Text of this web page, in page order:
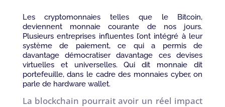
Les cryptomonnaies telles que le Bitcoin,
deviennent monnaie courante de nos jours.
Plusieurs entreprises influentes l’ont intégré à leur
système de paiement, ce qui a permis de
davantage démocratiser davantage ces devises
virtuelles et universelles. Qui dit monnaie dit
portefeuille, dans le cadre des monnaies cyber, on
parle de hardware wallet.
La blockchain pourrait avoir un réel impact